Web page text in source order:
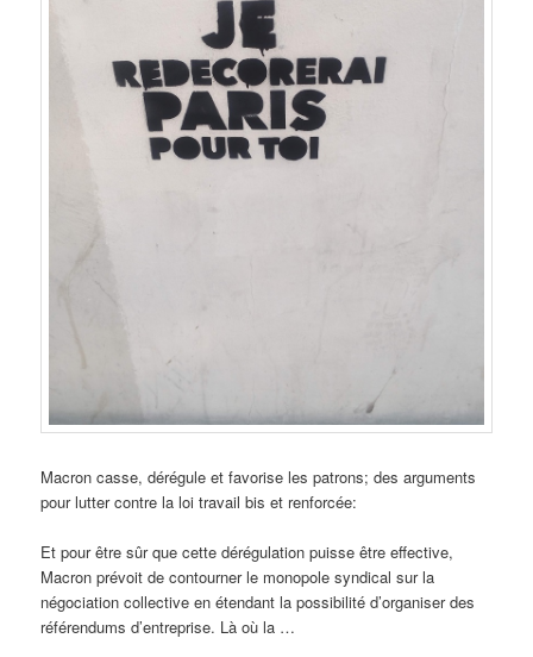
Macron casse, dérégule et favorise les patrons; des arguments
pour lutter contre la loi travail bis et renforcée:
Et pour être sûr que cette dérégulation puisse être effective,
Macron prévoit de contourner le monopole syndical sur la
négociation collective en étendant la possibilité d’organiser des
référendums d’entreprise. Là où la …